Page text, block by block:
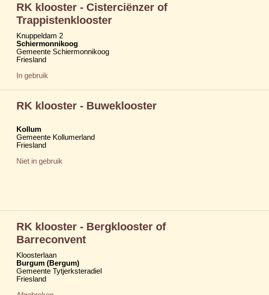
RK klooster - Cisterciënzer of
Trappistenklooster
Knuppeldam 2
Schiermonnikoog
Gemeente Schiermonnikoog
Friesland
In gebruik
RK klooster - Buweklooster
Kollum
Gemeente Kollumerland
Friesland
Niet in gebruik
RK klooster - Bergklooster of
Barreconvent
Kloosterlaan
Burgum (Bergum)
Gemeente Tytjerksteradiel
Friesland